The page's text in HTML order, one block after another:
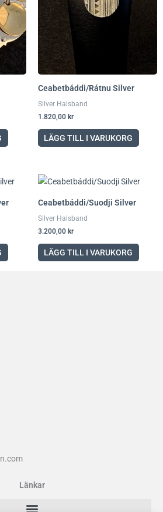
Ceabetbáddi/Rátnu Silver
Silver Halsband
1.820,00 kr
LÄGG TILL I VARUKORG
Ceabetbáddi/Suodji Silver
Silver Halsband
3.200,00 kr
LÄGG TILL I VARUKORG
Länkar